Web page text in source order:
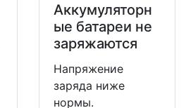
Аккумуляторн
ые батареи не
заряжаются
Напряжение
заряда ниже
нормы.